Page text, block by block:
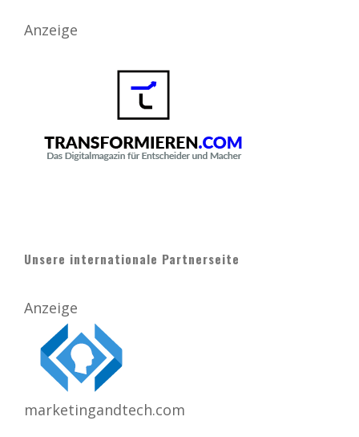
Anzeige
Unsere internationale Partnerseite
Anzeige
marketingandtech.com